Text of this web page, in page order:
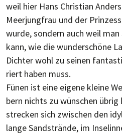
weil hier Hans Christian
Meer­jung­frau und der
wurde, son­dern auch weil
kann, wie die wun­der­schöne
Dich­ter wohl zu seinen
riert ha­ben muss.
Fünen ist eine eigene kleine
bern nichts zu wün­schen
streck­en sich zwi­schen den
lange Sand­strände, im